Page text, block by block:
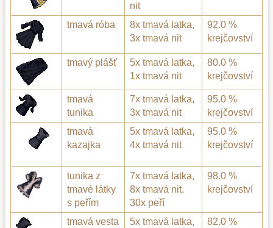
nit
tmavá róba
8x tmavá latka,
3x tmavá nit
92.0 %
krejčovství
tmavý plášť
5x tmavá latka,
1x tmavá nit
80.0 %
krejčovství
tmavá
tunika
7x tmavá latka,
3x tmavá nit
95.0 %
krejčovství
tmavá
kazajka
5x tmavá latka,
4x tmavá nit
95.0 %
krejčovství
tunika z
tmavé látky
s peřím
7x tmavá latka,
8x tmavá nit,
30x peří
98.0 %
krejčovství
tmavá vesta
5x tmavá latka,
82.0 %